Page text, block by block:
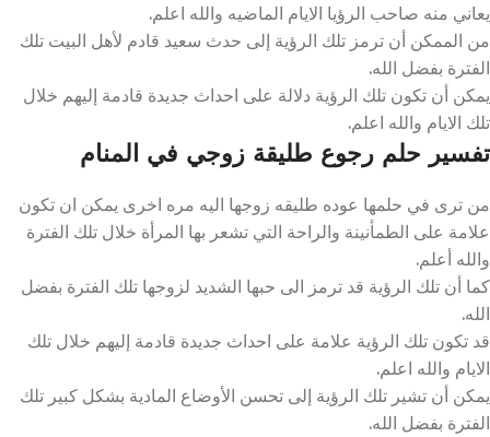
يعاني منه صاحب الرؤيا الايام الماضيه والله اعلم.
من الممكن أن ترمز تلك الرؤية إلى حدث سعيد قادم لأهل البيت تلك
الفترة بفضل الله.
يمكن أن تكون تلك الرؤية دلالة على احداث جديدة قادمة إليهم خلال
تلك الايام والله اعلم.
تفسير حلم رجوع طليقة زوجي في المنام
من ترى في حلمها عوده طليقه زوجها اليه مره اخرى يمكن ان تكون
علامة على الطمأنينة والراحة التي تشعر بها المرأة خلال تلك الفترة
والله أعلم.
كما أن تلك الرؤية قد ترمز الى حبها الشديد لزوجها تلك الفترة بفضل
الله.
قد تكون تلك الرؤية علامة على احداث جديدة قادمة إليهم خلال تلك
الايام والله اعلم.
يمكن أن تشير تلك الرؤية إلى تحسن الأوضاع المادية بشكل كبير تلك
الفترة بفضل الله.